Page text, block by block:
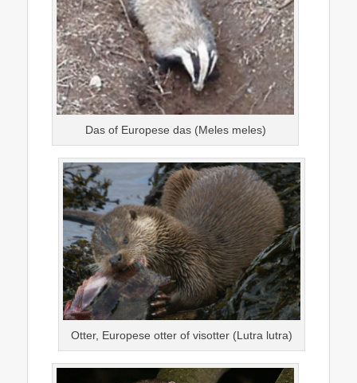
Das of Europese das (Meles meles)
Otter, Europese otter of visotter (Lutra lutra)